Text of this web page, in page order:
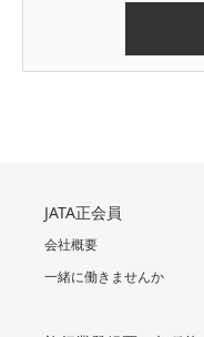
JATA正会員
会社概要
一緒に働きませんか